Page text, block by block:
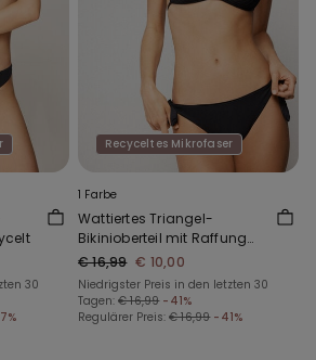
30
Recyceltes Mikrofaser
1 Farbe
Wattiertes Triangel-
Bikinioberteil mit Raffung
Micro recycelt
€ 16,99 € 10,00
Niedrigster Preis in den letzten 30
Tagen: € 16,99 -41%
Regulärer Preis: € 16,99 -41%